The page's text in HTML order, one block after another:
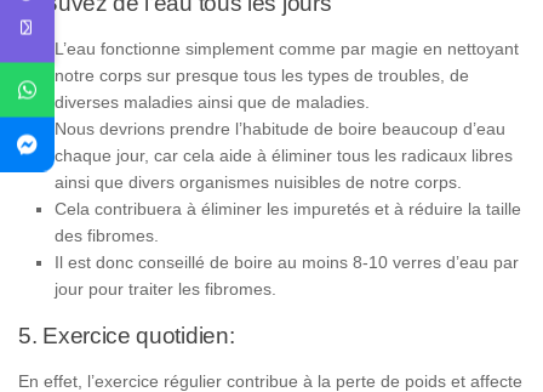
L’eau fonctionne simplement comme par magie en nettoyant
notre corps sur presque tous les types de troubles, de
diverses maladies ainsi que de maladies.
Nous devrions prendre l’habitude de boire beaucoup d’eau
chaque jour, car cela aide à éliminer tous les radicaux libres
ainsi que divers organismes nuisibles de notre corps.
Cela contribuera à éliminer les impuretés et à réduire la taille
des fibromes.
Il est donc conseillé de boire au moins 8-10 verres d’eau par
jour pour traiter les fibromes.
5. Exercice quotidien:
En effet, l’exercice régulier contribue à la perte de poids et affecte